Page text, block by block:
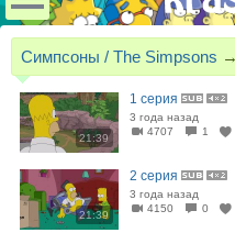
Симпсоны / The Simpsons →
21:39
1 серия
3 года назад
4707
1
21:39
2 серия
3 года назад
4150
0